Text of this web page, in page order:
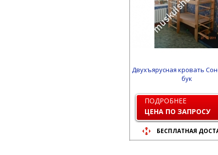
Двухъярусная кровать
бук
ПОДРОБНЕЕ
ЦЕНА ПО ЗАПРОСУ
БЕСПЛАТНАЯ